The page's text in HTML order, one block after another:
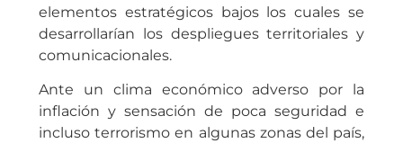
elementos estratégicos bajos los cuales se
desarrollarían los despliegues territoriales y
comunicacionales.
Ante un clima económico adverso por la
inflación y sensación de poca seguridad e
incluso terrorismo en algunas zonas del país,